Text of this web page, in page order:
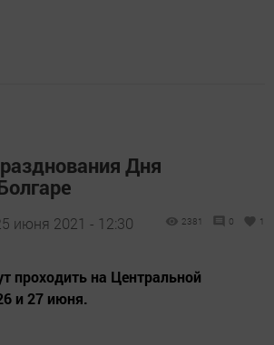
Дня
июня 2021 - 12:30 2381 0 1
проходить на Центральной
и 27 июня.